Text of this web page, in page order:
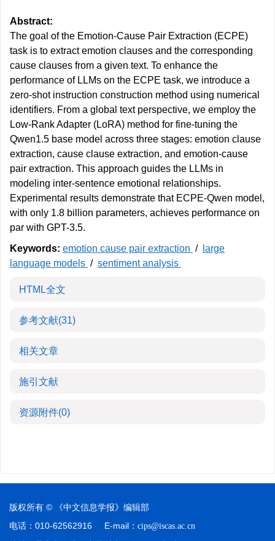
Abstract:
The goal of the Emotion-Cause Pair Extraction (ECPE)
task is to extract emotion clauses and the corresponding
cause clauses from a given text. To enhance the
performance of LLMs on the ECPE task, we introduce a
zero-shot instruction construction method using numerical
identifiers. From a global text perspective, we employ the
Low-Rank Adapter (LoRA) method for fine-tuning the
Qwen1.5 base model across three stages: emotion clause
extraction, cause clause extraction, and emotion-cause
pair extraction. This approach guides the LLMs in
modeling inter-sentence emotional relationships.
Experimental results demonstrate that ECPE-Qwen model,
with only 1.8 billion parameters, achieves performance on
par with GPT-3.5.
Keywords: emotion cause pair extraction /
large
language models / sentiment analysis
HTML全文
参考文献(31)
相关文章
施引文献
资源附件(0)
版权所有 © 《中文信息学报》编辑部
电话：010-62562916 E-mail： cips@iscas.ac.cn